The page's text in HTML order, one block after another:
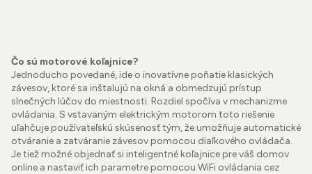
Čo sú motorové koľajnice?
Jednoducho povedané, ide o inovatívne poňatie klasických
závesov, ktoré sa inštalujú na okná a obmedzujú prístup
slnečných lúčov do miestnosti. Rozdiel spočíva v mechanizme
ovládania. S vstavaným elektrickým motorom toto riešenie
uľahčuje používateľskú skúsenosť tým, že umožňuje automatické
otváranie a zatváranie závesov pomocou diaľkového ovládača.
Je tiež možné objednať si inteligentné koľajnice pre váš domov
online a nastaviť ich parametre pomocou WiFi ovládania cez